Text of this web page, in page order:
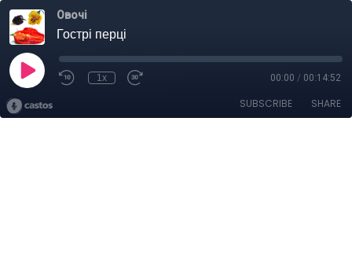
Овочі
Гострі перці
1x 00:00 / 00:14:52
SUBSCRIBE SHARE